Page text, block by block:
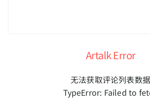
Artalk Error
无法获取评论列表数据
TypeError: Failed to